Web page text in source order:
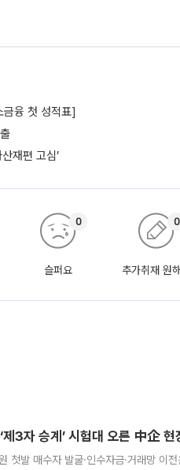
융 첫 성적표]
재편 고심’
슬퍼요
0
추가취재 원
0
3자 승계’ 시험대 오른 中企
첫발 매수자 발굴·인수자금·거래망 이